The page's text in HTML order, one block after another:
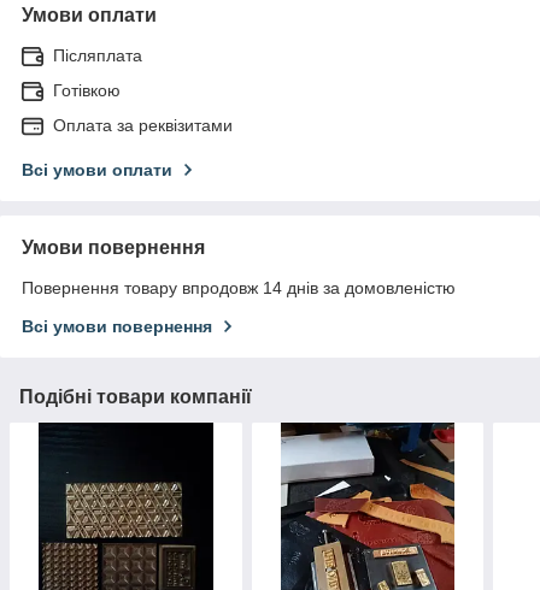
Умови оплати
Післяплата
Готівкою
Оплата за реквізитами
Всі умови оплати
Умови повернення
Повернення товару впродовж 14 днів за домовленістю
Всі умови повернення
Подібні товари компанії